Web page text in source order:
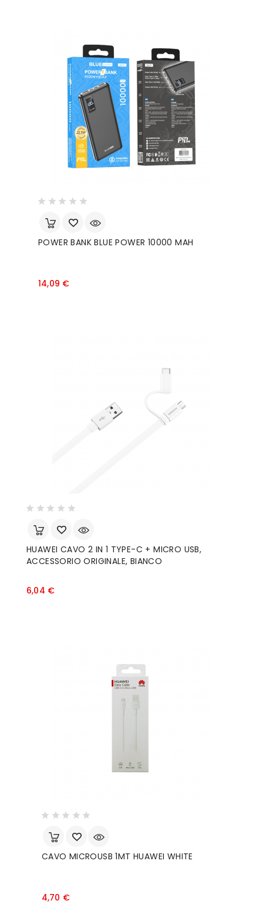
POWER BANK BLUE POWER 10000 MAH
14,09 €Prezzo
HUAWEI CAVO 2 IN 1 TYPE-C + MICRO USB,
ACCESSORIO ORIGINALE, BIANCO
6,04 €Prezzo
CAVO MICROUSB 1MT HUAWEI WHITE
4,70 €Prezzo